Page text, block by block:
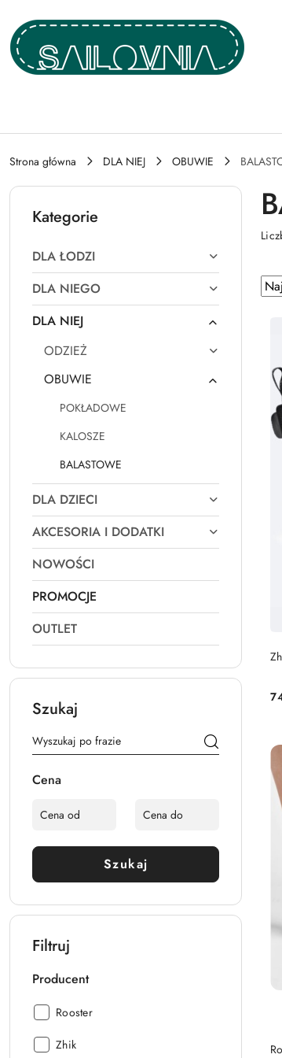
Przejdź do treści głównej
Przejdź do wyszukiwarki
Przejdź do moje konto
Przejdź do menu głównego
Przejdź do stopki
Strona główna DLA NIEJ OBUWIE
Kategorie
DLA ŁODZI
DLA NIEGO
DLA NIEJ
ODZIEŻ
OBUWIE
POKŁADOWE
KALOSZE
BALASTOWE
DLA DZIECI
AKCESORIA I DODATKI
NOWOŚCI
PROMOCJE
OUTLET
Szukaj
Cena
Szukaj
Filtruj
Producent
Producent:
Rooster
Producent:
Zhik